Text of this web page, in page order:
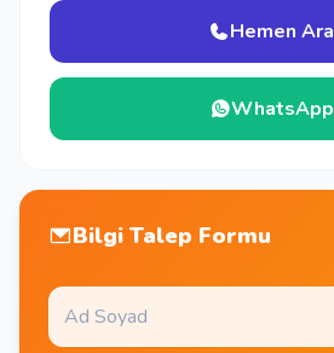
Hemen Ara
WhatsApp
Bilgi Talep Formu